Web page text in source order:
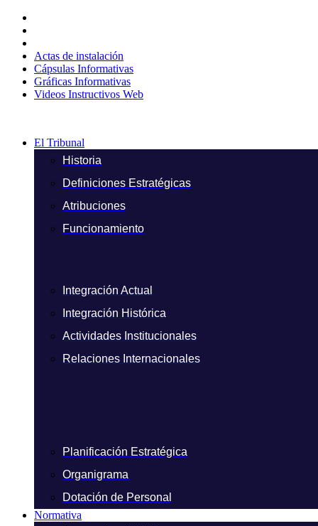
contenido
Actas de instalación
Cápsulas Informativas
Gráficas Informativas
Videos Instructivos Web
El Tribunal
Historia
Definiciones Estratégicas
Atribuciones
Funcionamiento
Integración Actual
Integración Histórica
Actividades Institucionales
Relaciones Internacionales
Planificación Estratégica
Organigrama
Dotación de Personal
Normativa